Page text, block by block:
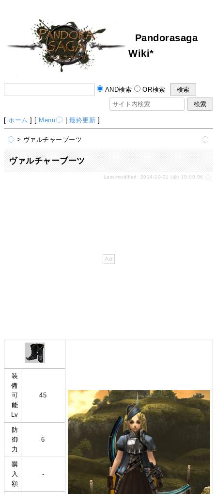
Pandorasaga
Wiki*
AND検索 OR検索
[ ホーム ] [ Menu |最終更新 ]
> ヴァルチャーブーツ
ヴァルチャーブーツ
Last-modified: 2014-10-31 (金) 18:00:56
装
備
可
能
Lv
45
防
御
力
6
購
入
額
-